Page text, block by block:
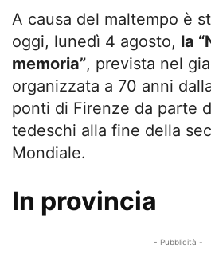
A causa del maltempo è
oggi, lunedì 4 agosto, la
memoria”, prevista nel
organizzata a 70 anni
ponti di Firenze da parte
tedeschi alla fine della
Mondiale.
In provincia
- Pubblicità -